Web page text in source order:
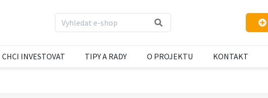
CHCI INVESTOVAT TIPY A RADY O PROJEKTU KONTAKT